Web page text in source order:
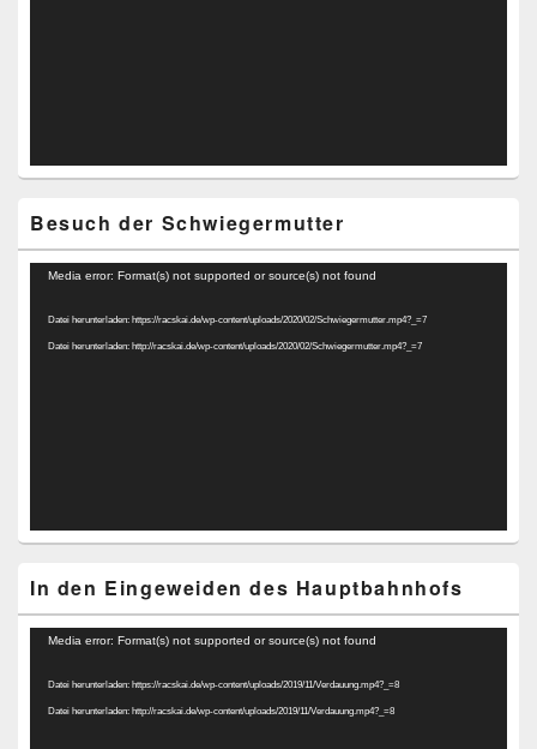
Besuch der Schwiegermutter
Video-
Media error: Format(s) not supported or source(s) not found
Datei herunterladen: https://racskai.de/wp-content/uploads/2020/02/Schwiegermutter.mp4?_=7
Datei herunterladen: http://racskai.de/wp-content/uploads/2020/02/Schwiegermutter.mp4?_=7
In den Eingeweiden des Hauptbahnhofs
Video-
Media error: Format(s) not supported or source(s) not found
Datei herunterladen: https://racskai.de/wp-content/uploads/2019/11/Verdauung.mp4?_=8
Datei herunterladen: http://racskai.de/wp-content/uploads/2019/11/Verdauung.mp4?_=8